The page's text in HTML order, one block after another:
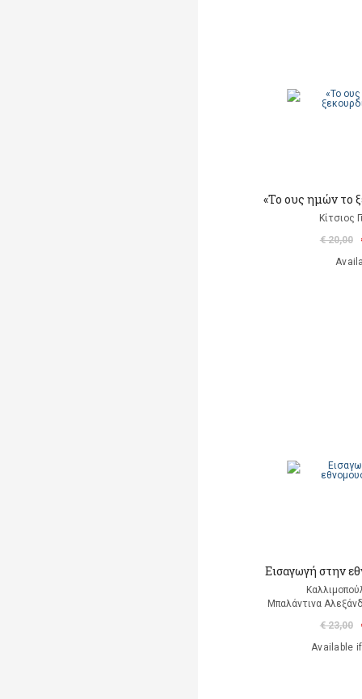
«Το ους ημών το
Κίτσιος
€ 20,00
Εισαγωγή στην
Μπαλάντινα
€ 23,00
Available